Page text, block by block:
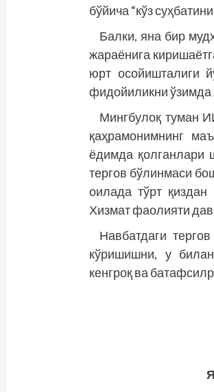
бўйича “кўз
Балки, яна бир
жараёнига
юрт осойишталиги
фидойиликни ўзимда
Мингбулоқ туман
қаҳрамонимнинг
ёдимда қолганлари
тергов бўлинмаси
оилада тўрт
Хизмат фаолияти
Навбатдаги
кўришишни, у
кенгроқ ва